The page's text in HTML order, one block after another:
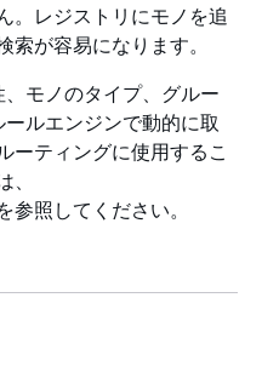
。レジストリにモノを追
が容易になります。
モノのタイプ、グルー
ルエンジンで動的に取
ーティングに使用するこ
参照してください。